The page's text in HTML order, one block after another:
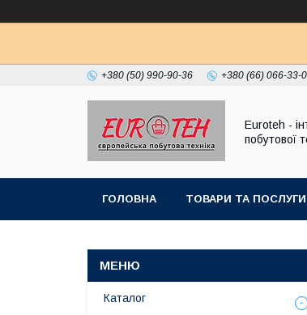
+380 (50) 990-90-36 +380 (66) 066-33-
Euroteh -
побутової
ГОЛОВНА ТОВАРИ ТА ПОСЛУГИ
Каталог